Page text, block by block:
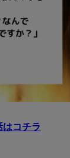
はコチラ